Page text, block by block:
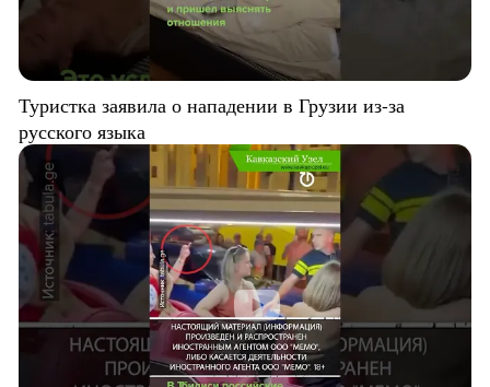
Туристка заявила о нападении в Грузии из-за
русского языка